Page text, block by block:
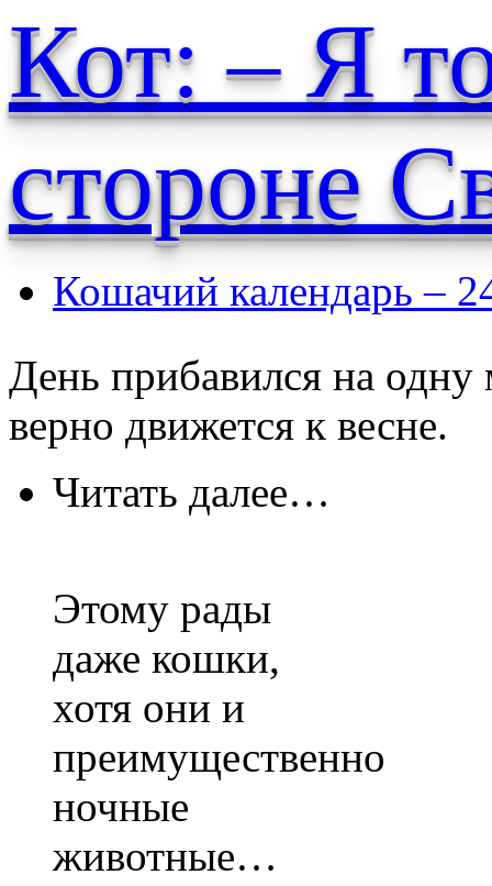
Кот: – Я
стороне
Кошачий календарь –
День прибавился на
верно движется к весне.
Читать далее…
Этому рады
даже кошки,
хотя они и
преимущественно
ночные
животные…